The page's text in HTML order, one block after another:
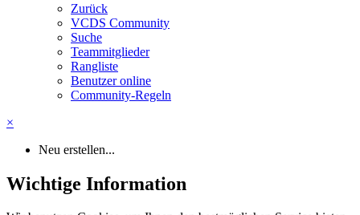
Zurück
VCDS Community
Suche
Teammitglieder
Rangliste
Benutzer online
Community-Regeln
×
Neu erstellen...
Wichtige Information